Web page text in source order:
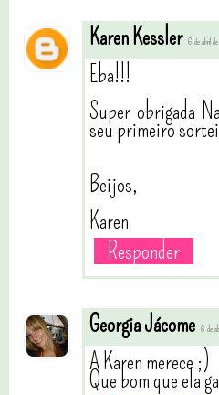
Karen Kessler 6 de abril
Eba!!!
Super obrigada
seu primeiro
Beijos,
Karen
Responder
Georgia Jácome 6 de
A Karen merece ;)
Que bom que ela